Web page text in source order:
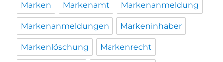
Marken Markenamt Markenanmeldung
Markenanmeldungen Markeninhaber
Markenlöschung Markenrecht